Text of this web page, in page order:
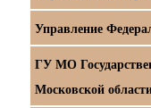
Управление
ГУ МО
Московской